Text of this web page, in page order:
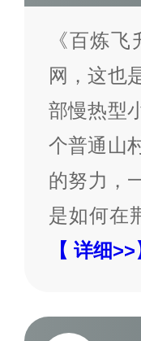
《百炼
网，这也
部慢热型
个普通山
的努力，
是如何在
【 详细>>